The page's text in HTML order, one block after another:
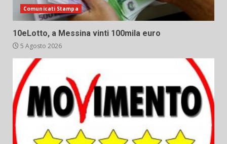
Comunicati Stampa
10eLotto, a Messina vinti 100mila euro
5 Agosto 2026